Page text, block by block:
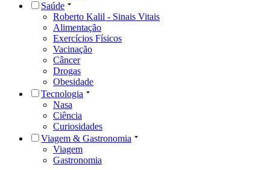
Saúde
Roberto Kalil - Sinais Vitais
Alimentação
Exercícios Físicos
Vacinação
Câncer
Drogas
Obesidade
Tecnologia
Nasa
Ciência
Curiosidades
Viagem & Gastronomia
Viagem
Gastronomia